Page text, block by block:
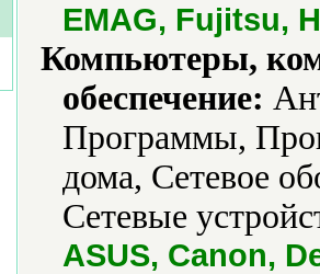
EMAG, Fujitsu,
Компьютеры,
обеспечение:
Программы,
дома, Сетевое
Сетевые
ASUS, Canon,